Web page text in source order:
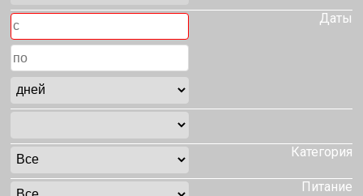
Даты
Категория
Питание